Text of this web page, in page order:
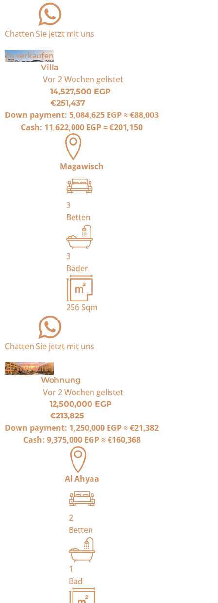
Chatten Sie jetzt mit uns
Zu verkaufen
Villa
Vor 2 Wochen gelistet
14,527,500 EGP
€251,437
Down payment: 5,084,625 EGP≈€88,003
Cash: 11,622,000 EGP≈€201,150
Magawisch
3
Betten
3
Bäder
256Sqm
Chatten Sie jetzt mit uns
Zu verkaufen
Wohnung
Vor 2 Wochen gelistet
12,500,000 EGP
€213,825
Down payment: 1,250,000 EGP≈€21,382
Cash: 9,375,000 EGP≈€160,368
Al Ahyaa
2
Betten
1
Bad